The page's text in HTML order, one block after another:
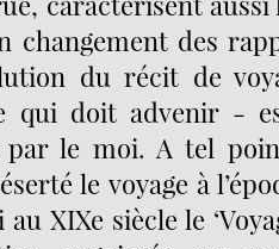
changement des
du récit de
qui doit advenir -
le moi. A tel
le voyage à
XIXe siècle le